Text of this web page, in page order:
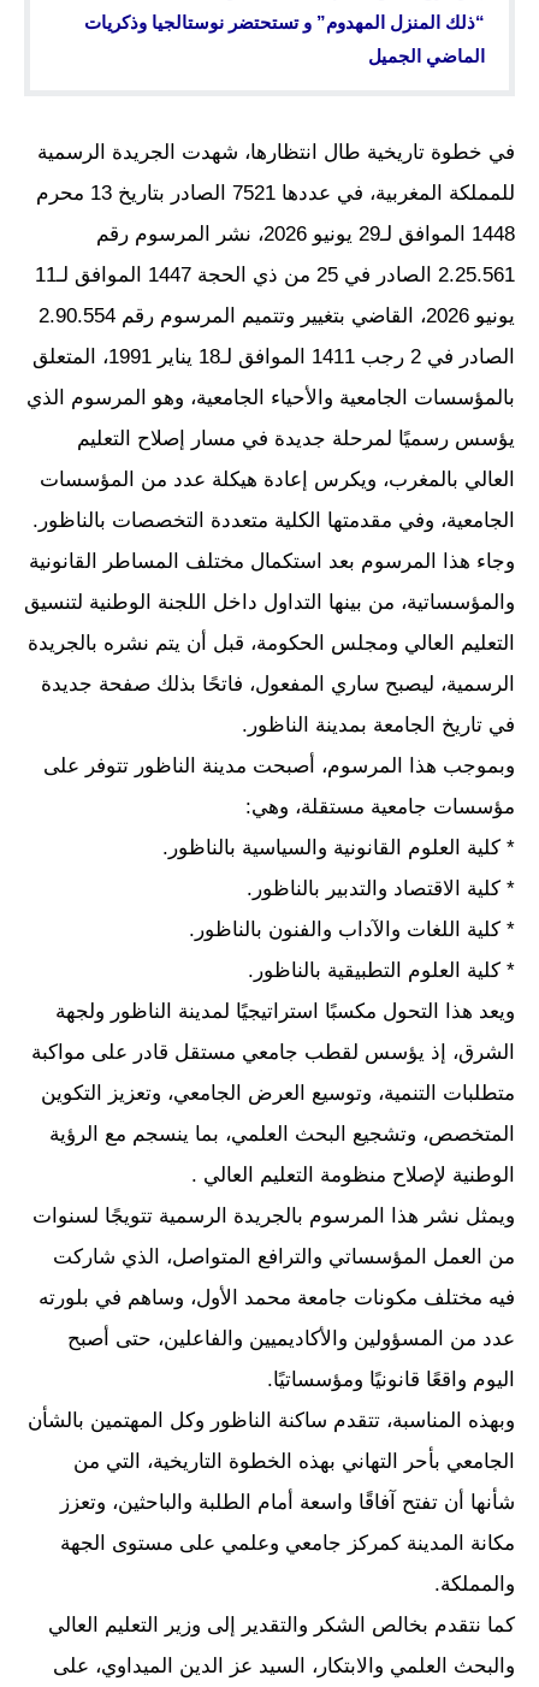
“ذلك المنزل المهدوم” و تستحتضر نوستالجيا وذكريات
الماضي الجميل
في خطوة تاريخية طال انتظارها، شهدت الجريدة الرسمية
للمملكة المغربية، في عددها 7521 الصادر بتاريخ 13 محرم
1448 الموافق لـ29 يونيو 2026، نشر المرسوم رقم
2.25.561 الصادر في 25 من ذي الحجة 1447 الموافق لـ11
يونيو 2026، القاضي بتغيير وتتميم المرسوم رقم 2.90.554
الصادر في 2 رجب 1411 الموافق لـ18 يناير 1991، المتعلق
بالمؤسسات الجامعية والأحياء الجامعية، وهو المرسوم الذي
يؤسس رسميًا لمرحلة جديدة في مسار إصلاح التعليم
العالي بالمغرب، ويكرس إعادة هيكلة عدد من المؤسسات
الجامعية، وفي مقدمتها الكلية متعددة التخصصات بالناظور.
وجاء هذا المرسوم بعد استكمال مختلف المساطر القانونية
والمؤسساتية، من بينها التداول داخل اللجنة الوطنية لتنسيق
التعليم العالي ومجلس الحكومة، قبل أن يتم نشره بالجريدة
الرسمية، ليصبح ساري المفعول، فاتحًا بذلك صفحة جديدة
في تاريخ الجامعة بمدينة الناظور.
وبموجب هذا المرسوم، أصبحت مدينة الناظور تتوفر على
مؤسسات جامعية مستقلة، وهي:
* كلية العلوم القانونية والسياسية بالناظور.
* كلية الاقتصاد والتدبير بالناظور.
* كلية اللغات والآداب والفنون بالناظور.
* كلية العلوم التطبيقية بالناظور.
ويعد هذا التحول مكسبًا استراتيجيًا لمدينة الناظور ولجهة
الشرق، إذ يؤسس لقطب جامعي مستقل قادر على مواكبة
متطلبات التنمية، وتوسيع العرض الجامعي، وتعزيز التكوين
المتخصص، وتشجيع البحث العلمي، بما ينسجم مع الرؤية
الوطنية لإصلاح منظومة التعليم العالي .
ويمثل نشر هذا المرسوم بالجريدة الرسمية تتويجًا لسنوات
من العمل المؤسساتي والترافع المتواصل، الذي شاركت
فيه مختلف مكونات جامعة محمد الأول، وساهم في بلورته
عدد من المسؤولين والأكاديميين والفاعلين، حتى أصبح
اليوم واقعًا قانونيًا ومؤسساتيًا.
وبهذه المناسبة، تتقدم ساكنة الناظور وكل المهتمين بالشأن
الجامعي بأحر التهاني بهذه الخطوة التاريخية، التي من
شأنها أن تفتح آفاقًا واسعة أمام الطلبة والباحثين، وتعزز
مكانة المدينة كمركز جامعي وعلمي على مستوى الجهة
والمملكة.
كما نتقدم بخالص الشكر والتقدير إلى وزير التعليم العالي
والبحث العلمي والابتكار، السيد عز الدين الميداوي، على